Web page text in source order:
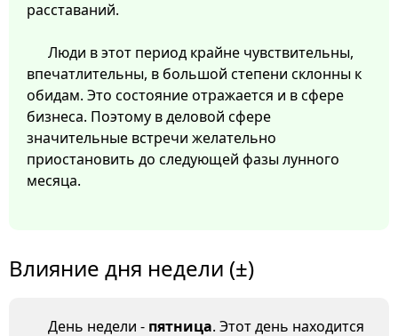
расставаний.
Люди в этот период крайне чувствительны,
впечатлительны, в большой степени склонны к
обидам. Это состояние отражается и в сфере
бизнеса. Поэтому в деловой сфере
значительные встречи желательно
приостановить до следующей фазы лунного
месяца.
Влияние дня недели (±)
День недели - пятница. Этот день находится